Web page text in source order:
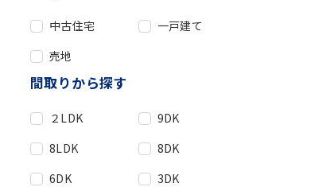
中古住宅
一戸建て
売地
間取りから探す
２LDK
9DK
8LDK
8DK
6DK
3DK